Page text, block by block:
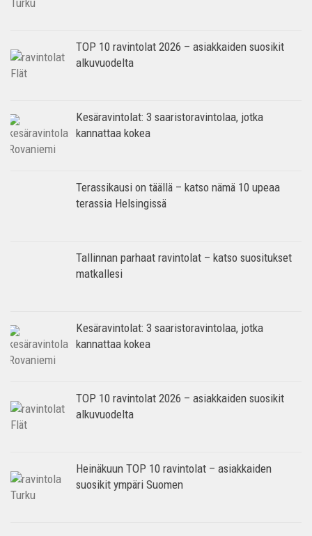
TOP 10 ravintolat 2026 – asiakkaiden suosikit
alkuvuodelta
Kesäravintolat: 3 saaristoravintolaa, jotka
kannattaa kokea
Terassikausi on täällä – katso nämä 10 upeaa
terassia Helsingissä
Tallinnan parhaat ravintolat – katso suositukset
matkallesi
Kesäravintolat: 3 saaristoravintolaa, jotka
kannattaa kokea
TOP 10 ravintolat 2026 – asiakkaiden suosikit
alkuvuodelta
Heinäkuun TOP 10 ravintolat – asiakkaiden
suosikit ympäri Suomen